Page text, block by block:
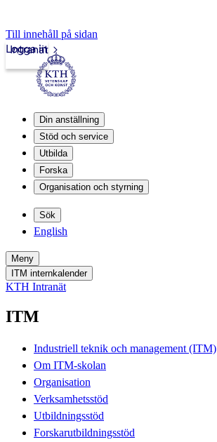
Till innehåll på sidan
Intranät
Logga in
Din anställning
Stöd och service
Utbilda
Forska
Organisation och styrning
Sök
English
Meny
ITM internkalender
KTH Intranät
ITM
Industriell teknik och management (ITM)
Om ITM-skolan
Organisation
Verksamhetsstöd
Utbildningsstöd
Forskarutbildningsstöd